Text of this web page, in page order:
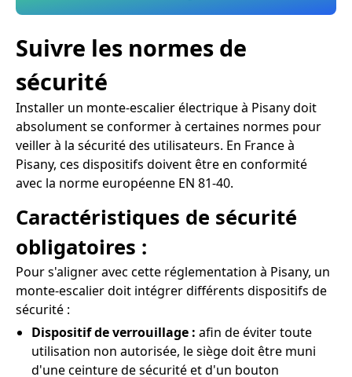
Suivre les normes de
sécurité
Installer un monte-escalier électrique à Pisany doit
absolument se conformer à certaines normes pour
veiller à la sécurité des utilisateurs. En France à
Pisany, ces dispositifs doivent être en conformité
avec la norme européenne EN 81-40.
Caractéristiques de sécurité
obligatoires :
Pour s'aligner avec cette réglementation à Pisany, un
monte-escalier doit intégrer différents dispositifs de
sécurité :
Dispositif de verrouillage : afin de éviter toute
utilisation non autorisée, le siège doit être muni
d'une ceinture de sécurité et d'un bouton